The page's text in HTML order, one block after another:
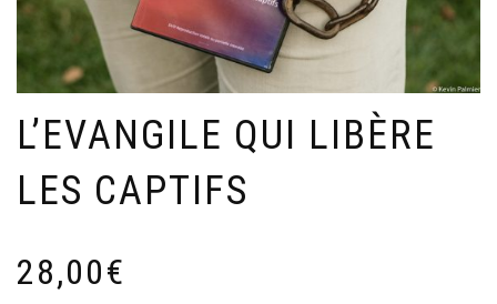
L’EVANGILE QUI LIBÈRE
LES CAPTIFS
28,00€